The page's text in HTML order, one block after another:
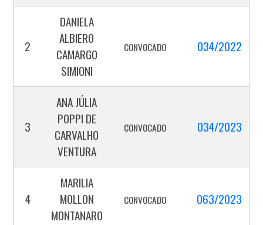
2
DANIELA
ALBIERO
CAMARGO
SIMIONI
CONVOCADO 034/2022
3
ANA JÚLIA
POPPI DE
CARVALHO
VENTURA
CONVOCADO 034/2023
4
MARILIA
MOLLON
MONTANARO
CONVOCADO 063/2023